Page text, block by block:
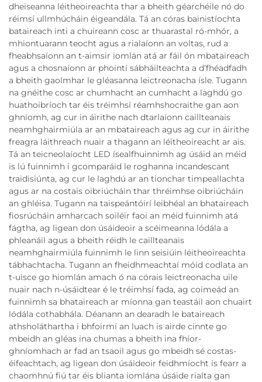
dheiseanna léitheoireachta thar a bheith géarchéile nó do
réimsí ullmhúcháin éigeandála. Tá an córas bainistíochta
bataireach inti a chuireann cosc ar thuarastal ró-mhór, a
mhiontuarann teocht agus a rialaíonn an voltas, rud a
fheabhsaíonn an t-aimsir iomlán atá ar fáil ón mbataireach
agus a chosnaíonn ar phointí sábháilteachta a d’fhéadfadh
a bheith gaolmhar le gléasanna leictreonacha ísle. Tugann
na gnéithe cosc ar chumhacht an cumhacht a laghdú go
huathoibríoch tar éis tréimhsí réamhshocraithe gan aon
ghníomh, ag cur in áirithe nach dtarlaíonn caillteanais
neamhghairmiúla ar an mbataireach agus ag cur in áirithe
freagra láithreach nuair a thagann an léitheoireacht ar ais.
Tá an teicneolaíocht LED ísealfhuinnimh ag úsáid an méid
is lú fuinnimh i gcomparáid le roghanna incandescant
traidisiúnta, ag cur le laghdú ar an tionchar timpeallachta
agus ar na costais oibriúcháin thar thréimhse oibriúcháin
an ghléisa. Tugann na taispeántóirí leibhéal an bhataireach
fiosrúcháin amharcach soiléir faoi an méid fuinnimh atá
fágtha, ag ligean don úsáideoir a scéimeanna lódála a
phleanáil agus a bheith réidh le caillteanais
neamhghairmiúla fuinnimh le linn seisiúin léitheoireachta
tábhachtacha. Tugann an fheidhmeachtaí móid codlata an
t-uisce go hiomlán amach ó na córais leictreonacha uile
nuair nach n-úsáidtear é le tréimhsí fada, ag coimeád an
fuinnimh sa bhataireach ar míonna gan teastáil aon chuairt
lódála cothabhála. Déanann an dearadh le bataireach
athsholáthartha i bhfoirmí an luach is airde cinnte go
mbeidh an gléas ina chumas a bheith ina fhíor-
ghníomhach ar fad an tsaoil agus go mbeidh sé costas-
éifeachtach, ag ligean don úsáideoir feidhmíocht is fearr a
chaomhnú fiú tar éis blianta iomlána úsáide rialta gan